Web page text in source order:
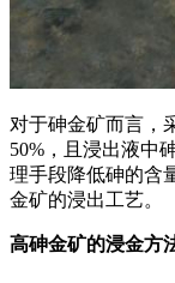
对于砷金矿而言，
50%，且浸出液中
理手段降低砷的含
金矿的浸出工艺。
高砷金矿的浸金方